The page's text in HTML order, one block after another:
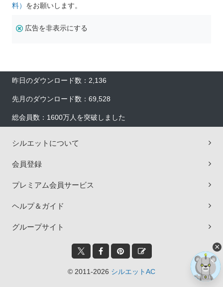
料） をお願いします。
広告を非表示にする
昨日のダウンロード数：2,136
先月のダウンロード数：69,528
総会員数：1600万人を突破しました
シルエットについて
会員登録
プレミアム会員サービス
ヘルプ＆ガイド
グループサイト
© 2011-2026 シルエットAC
×